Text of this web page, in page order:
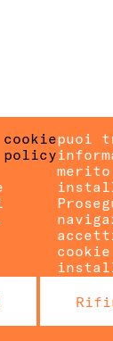
cookie
policy
puoi